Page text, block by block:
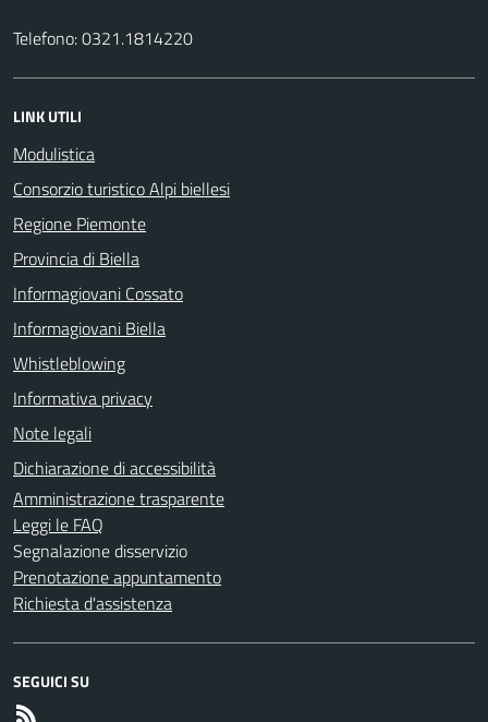
Telefono: 0321.1814220
LINK UTILI
Modulistica
Consorzio turistico Alpi biellesi
Regione Piemonte
Provincia di Biella
Informagiovani Cossato
Informagiovani Biella
Whistleblowing
Informativa privacy
Note legali
Dichiarazione di accessibilità
Amministrazione trasparente
Leggi le FAQ
Segnalazione disservizio
Prenotazione appuntamento
Richiesta d'assistenza
SEGUICI SU